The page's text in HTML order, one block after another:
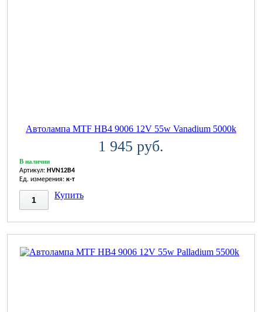
Автолампа MTF HB4 9006 12V 55w Vanadium 5000k
1 945 руб.
В наличии
Артикул: HVN12B4
Ед. измерения: к-т
Купить